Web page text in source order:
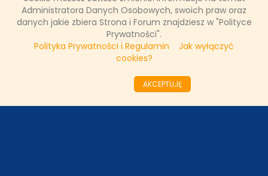
Administratora Danych Osobowych, swoich praw oraz
danych jakie zbiera Strona i Forum znajdziesz w "Polityce
Prywatności".
Polityka Prywatności i Regulamin
Jak wyłączyć
cookies?
AKCEPTUJĘ
NASZE WYWIADY
FAKTY TVN